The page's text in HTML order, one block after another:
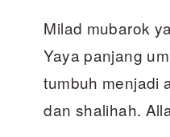
Milad mubarok
Yaya panjang
tumbuh menjadi
dan shalihah.